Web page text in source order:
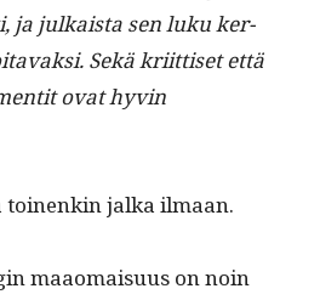
ja julka­ista sen luku ker­
Sekä kri­it­tiset että
ovat hyvin
toinenkin jal­ka ilmaan.
maao­maisu­us on noin